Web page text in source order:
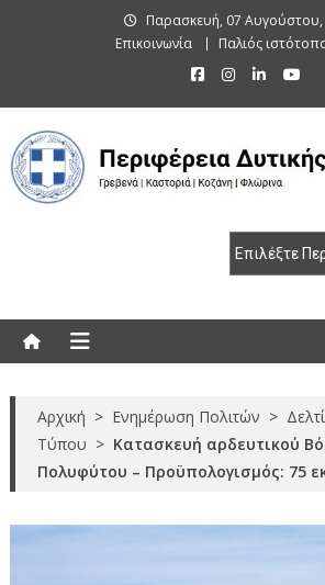
Παρασκευή, 07 Αυγούστου,
Επικοινωνία
Παλιός
Αρχική > Ενημέρωση Πολιτών >
Τύπου > Κατασκευή αρδευτικού
Πολυφύτου – Προϋπολογισμός: 75